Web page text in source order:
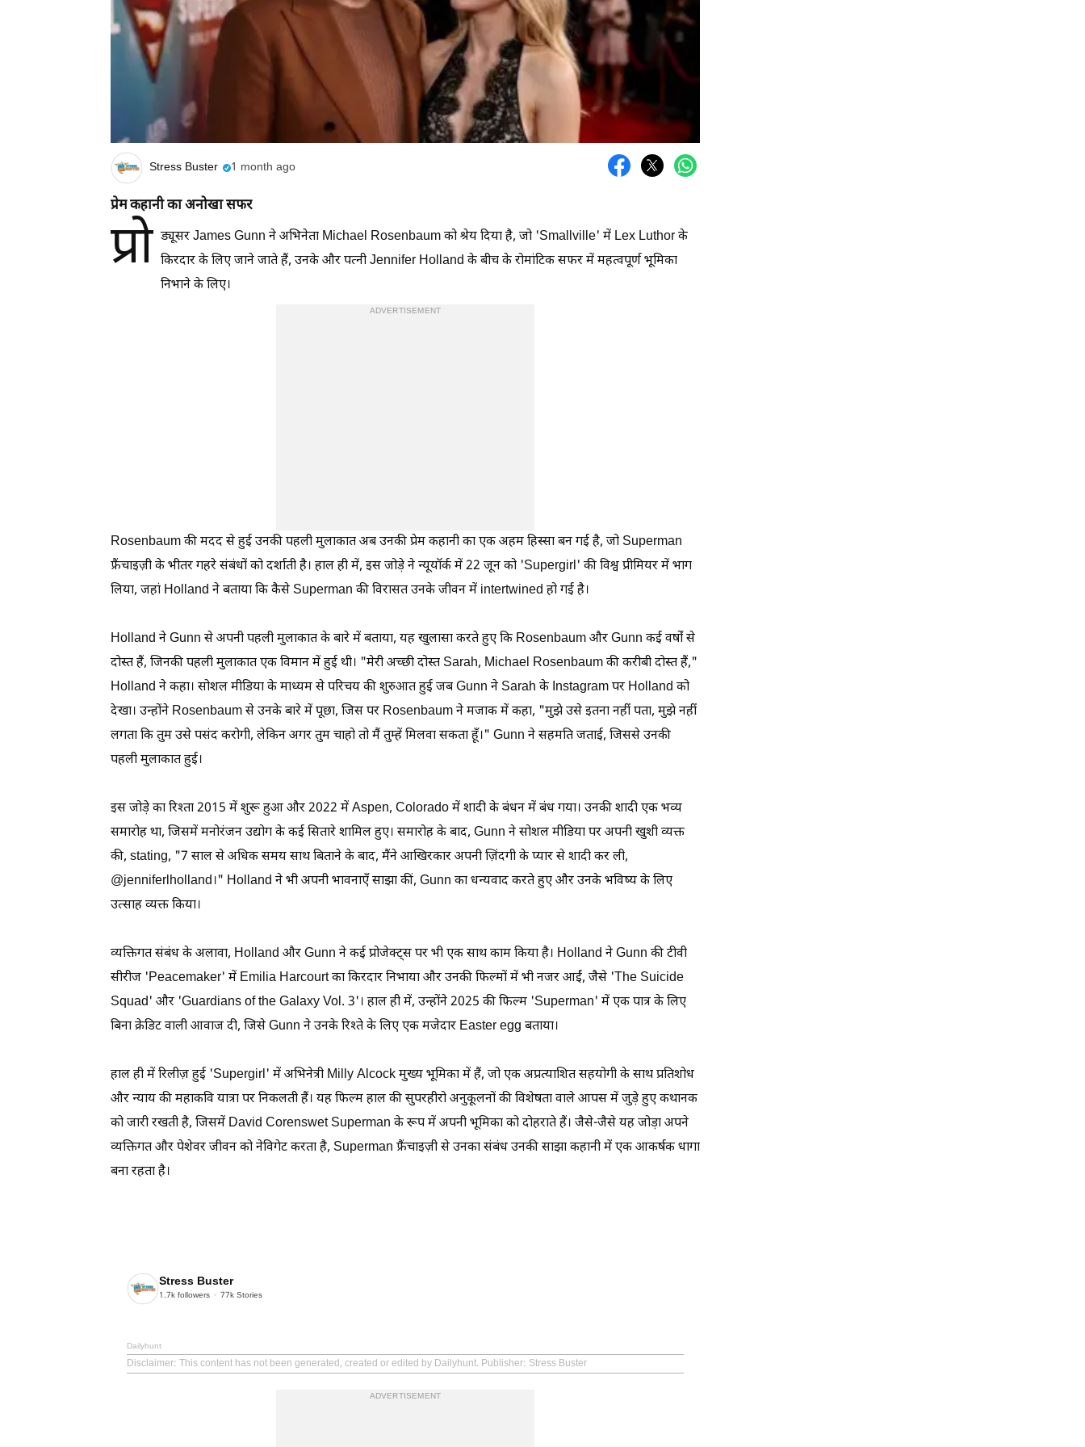
Stress Buster 1 month ago
प्रेम कहानी का अनोखा सफर
प्रो ड्यूसर James Gunn ने अभिनेता Michael Rosenbaum को श्रेय दिया है, जो 'Smallville' में Lex Luthor के
किरदार के लिए जाने जाते हैं, उनके और पत्नी Jennifer Holland के बीच के रोमांटिक सफर में महत्वपूर्ण भूमिका
निभाने के लिए।
ADVERTISEMENT
Rosenbaum की मदद से हुई उनकी पहली मुलाकात अब उनकी प्रेम कहानी का एक अहम हिस्सा बन गई है, जो Superman
फ्रैंचाइज़ी के भीतर गहरे संबंधों को दर्शाती है। हाल ही में, इस जोड़े ने न्यूयॉर्क में 22 जून को 'Supergirl' की विश्व प्रीमियर में भाग
लिया, जहां Holland ने बताया कि कैसे Superman की विरासत उनके जीवन में intertwined हो गई है।
Holland ने Gunn से अपनी पहली मुलाकात के बारे में बताया, यह खुलासा करते हुए कि Rosenbaum और Gunn कई वर्षों से
दोस्त हैं, जिनकी पहली मुलाकात एक विमान में हुई थी। "मेरी अच्छी दोस्त Sarah, Michael Rosenbaum की करीबी दोस्त हैं,"
Holland ने कहा। सोशल मीडिया के माध्यम से परिचय की शुरुआत हुई जब Gunn ने Sarah के Instagram पर Holland को
देखा। उन्होंने Rosenbaum से उनके बारे में पूछा, जिस पर Rosenbaum ने मजाक में कहा, "मुझे उसे इतना नहीं पता, मुझे नहीं
लगता कि तुम उसे पसंद करोगी, लेकिन अगर तुम चाहो तो मैं तुम्हें मिलवा सकता हूँ।" Gunn ने सहमति जताई, जिससे उनकी
पहली मुलाकात हुई।
इस जोड़े का रिश्ता 2015 में शुरू हुआ और 2022 में Aspen, Colorado में शादी के बंधन में बंध गया। उनकी शादी एक भव्य
समारोह था, जिसमें मनोरंजन उद्योग के कई सितारे शामिल हुए। समारोह के बाद, Gunn ने सोशल मीडिया पर अपनी खुशी व्यक्त
की, stating, "7 साल से अधिक समय साथ बिताने के बाद, मैंने आखिरकार अपनी ज़िंदगी के प्यार से शादी कर ली,
@jenniferlholland।" Holland ने भी अपनी भावनाएँ साझा कीं, Gunn का धन्यवाद करते हुए और उनके भविष्य के लिए
उत्साह व्यक्त किया।
व्यक्तिगत संबंध के अलावा, Holland और Gunn ने कई प्रोजेक्ट्स पर भी एक साथ काम किया है। Holland ने Gunn की टीवी
सीरीज 'Peacemaker' में Emilia Harcourt का किरदार निभाया और उनकी फिल्मों में भी नजर आईं, जैसे 'The Suicide
Squad' और 'Guardians of the Galaxy Vol. 3'। हाल ही में, उन्होंने 2025 की फिल्म 'Superman' में एक पात्र के लिए
बिना क्रेडिट वाली आवाज दी, जिसे Gunn ने उनके रिश्ते के लिए एक मजेदार Easter egg बताया।
हाल ही में रिलीज़ हुई 'Supergirl' में अभिनेत्री Milly Alcock मुख्य भूमिका में हैं, जो एक अप्रत्याशित सहयोगी के साथ प्रतिशोध
और न्याय की महाकवि यात्रा पर निकलती हैं। यह फिल्म हाल की सुपरहीरो अनुकूलनों की विशेषता वाले आपस में जुड़े हुए कथानक
को जारी रखती है, जिसमें David Corenswet Superman के रूप में अपनी भूमिका को दोहराते हैं। जैसे-जैसे यह जोड़ा अपने
व्यक्तिगत और पेशेवर जीवन को नेविगेट करता है, Superman फ्रैंचाइज़ी से उनका संबंध उनकी साझा कहानी में एक आकर्षक धागा
बना रहता है।
Stress Buster
1.7k followers 77k Stories
Dailyhunt
Disclaimer: This content has not been generated, created or edited by Dailyhunt. Publisher: Stress Buster
ADVERTISEMENT